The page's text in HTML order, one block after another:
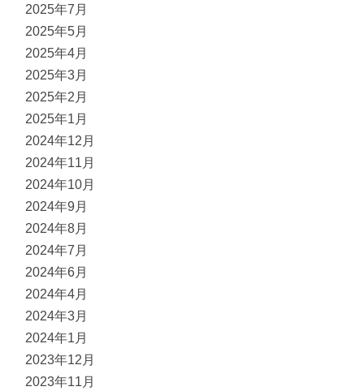
2025年7月
2025年5月
2025年4月
2025年3月
2025年2月
2025年1月
2024年12月
2024年11月
2024年10月
2024年9月
2024年8月
2024年7月
2024年6月
2024年4月
2024年3月
2024年1月
2023年12月
2023年11月